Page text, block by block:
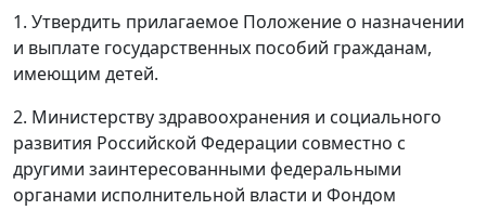
1. Утвердить прилагаемое Положение о назначении
и выплате государственных пособий гражданам,
имеющим детей.
2. Министерству здравоохранения и социального
развития Российской Федерации совместно с
другими заинтересованными федеральными
органами исполнительной власти и Фондом